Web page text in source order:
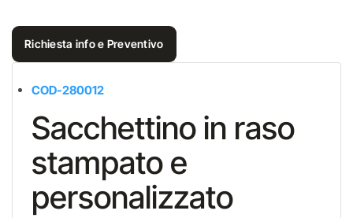
Richiesta info e Preventivo
COD-280012
Sacchettino in raso
stampato e
personalizzato